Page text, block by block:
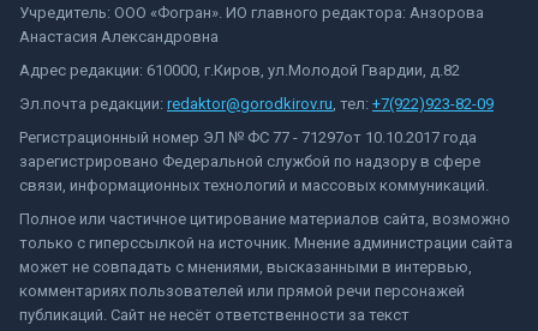
Учредитель: ООО «Фогран». ИО главного редактора: Анзорова
Анастасия Александровна
Адрес редакции: 610000, г.Киров, ул.Молодой Гвардии, д.82
Эл.почта редакции: redaktor@gorodkirov.ru, тел: +7(922)923-82-09
Регистрационный номер ЭЛ № ФС 77 - 71297от 10.10.2017 года
зарегистрировано Федеральной службой по надзору в сфере
связи, информационных технологий и массовых коммуникаций.
Полное или частичное цитирование материалов сайта, возможно
только с гиперссылкой на источник. Мнение администрации сайта
может не совпадать с мнениями, высказанными в интервью,
комментариях пользователей или прямой речи персонажей
публикаций. Сайт не несёт ответственности за текст